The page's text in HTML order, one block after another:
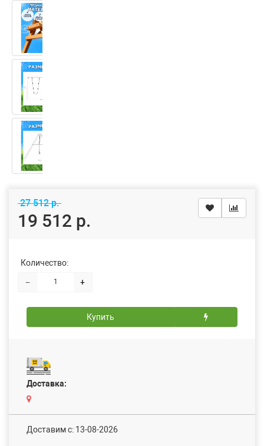
27 512 р.
19 512 р.
Количество:
− +
Купить
Доставка:
Доставим c: 13-08-2026